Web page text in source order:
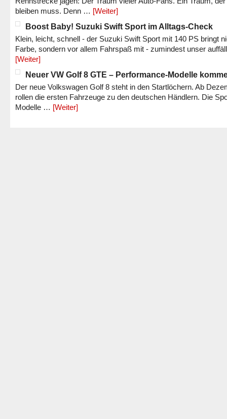
bleiben muss. Denn … [Weiter]
Boost Baby! Suzuki Swift Sport im Alltags-Check
Klein, leicht, schnell - der Suzuki Swift Sport mit 140 PS bringt
Farbe, sondern vor allem Fahrspaß mit - zumindest unser
[Weiter]
Neuer VW Golf 8 GTE – Performance-Modelle
Der neue Volkswagen Golf 8 steht in den Startlöchern. Ab
rollen die ersten Fahrzeuge zu den deutschen Händlern. Die
Modelle … [Weiter]